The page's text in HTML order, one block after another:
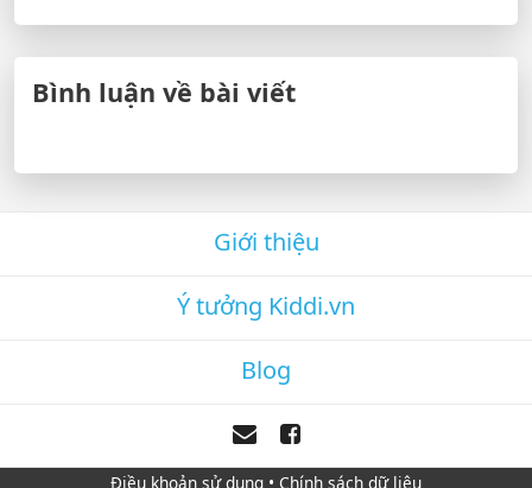
Bình luận về bài viết
Giới thiệu
Ý tưởng Kiddi.vn
Blog
Điều khoản sử dụng • Chính sách dữ liệu